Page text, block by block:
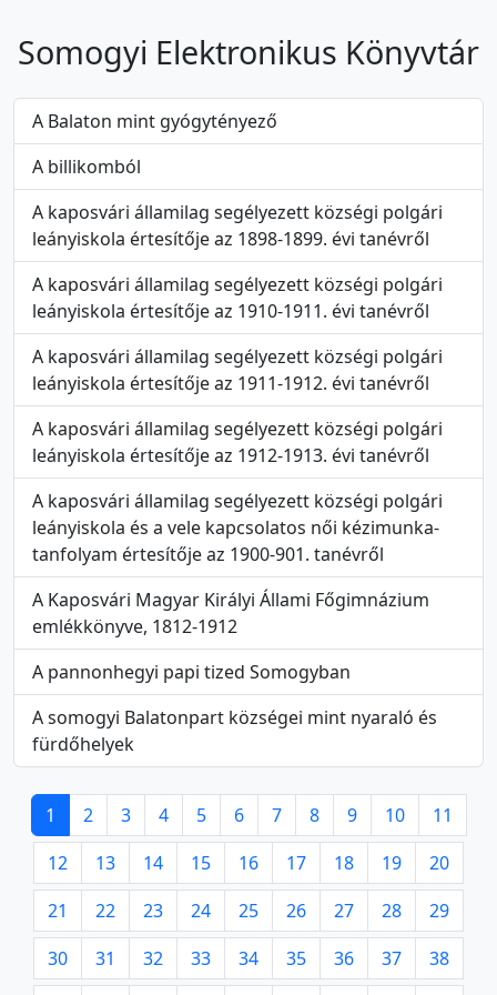
Somogyi Elektronikus Könyvtár
A Balaton mint gyógytényező
A billikomból
A kaposvári államilag segélyezett községi polgári
leányiskola értesítője az 1898-1899. évi tanévről
A kaposvári államilag segélyezett községi polgári
leányiskola értesítője az 1910-1911. évi tanévről
A kaposvári államilag segélyezett községi polgári
leányiskola értesítője az 1911-1912. évi tanévről
A kaposvári államilag segélyezett községi polgári
leányiskola értesítője az 1912-1913. évi tanévről
A kaposvári államilag segélyezett községi polgári
leányiskola és a vele kapcsolatos női kézimunka-
tanfolyam értesítője az 1900-901. tanévről
A Kaposvári Magyar Királyi Állami Főgimnázium
emlékkönyve, 1812-1912
A pannonhegyi papi tized Somogyban
A somogyi Balatonpart községei mint nyaraló és
fürdőhelyek
1 2 3 4 5 6 7 8 9 10
11
12
13 14 15 16 17 18 19
20
21
22 23 24 25 26 27 28
29
30
31 32 33 34 35 36 37
38